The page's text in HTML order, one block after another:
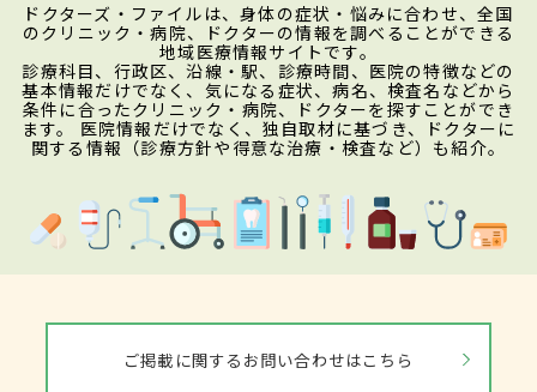
ドクターズ・ファイルは、身体の症状・悩みに合わせ、全国
のクリニック・病院、ドクターの情報を調べることができる
地域医療情報サイトです。
診療科目、行政区、沿線・駅、診療時間、医院の特徴などの
基本情報だけでなく、気になる症状、病名、検査名などから
条件に合ったクリニック・病院、ドクターを探すことができ
ます。 医院情報だけでなく、独自取材に基づき、ドクターに
関する情報（診療方針や得意な治療・検査など）も紹介。
ご掲載に関するお問い合わせはこちら